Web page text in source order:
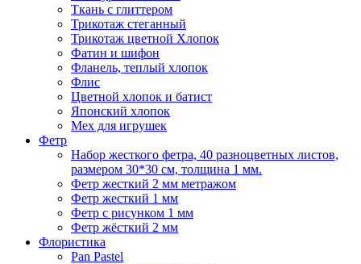
Ткань с глиттером
Трикотаж стеганный
Трикотаж цветной Хлопок
Фатин и шифон
Фланель, теплый хлопок
Флис
Цветной хлопок и батист
Японский хлопок
Мех для игрушек
Фетр
Набор жесткого фетра, 40 разноцветных листов,
размером 30*30 см, толщина 1 мм.
Фетр жесткий 2 мм метражом
Фетр жесткий 1 мм
Фетр с рисунком 1 мм
Фетр жёсткий 2 мм
Флористика
Pan Pastel